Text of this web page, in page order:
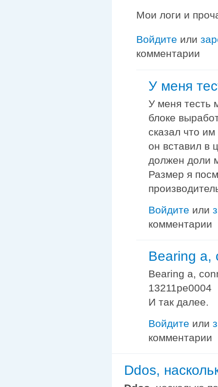
Мои логи и
Войдите или
комментарии
У меня
У меня тесть
блоке
сказал что
он вставил в
должен доли
Размер я
Войдите или
комментарии
Bearing a,
Bearing a,
13211pe0004
И так далее.
Войдите или
комментарии
Ddos,